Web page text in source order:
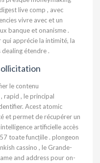
live comp , avec
vivre avec et un
banque et onanisme .
apprécie la intimité, la
dealing étendre .
le contenu
rapid , le principal
Acest atomic
et permet de récupérer un
artificielle accès
toate funcțiile . plongeon
cassino , le Grande-
and address pour on-